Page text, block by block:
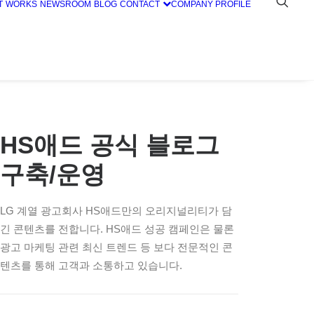
WORKS NEWSROOM BLOG CONTACT COMPANY PROFILE
HS애드 공식 블로그
구축/운영
LG 계열 광고회사 HS애드만의 오리지널리티가 담
긴 콘텐츠를 전합니다. HS애드 성공 캠페인은 물론
광고 마케팅 관련 최신 트렌드 등 보다 전문적인 콘
텐츠를 통해 고객과 소통하고 있습니다.